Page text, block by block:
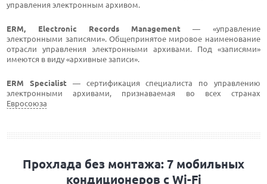
управления электронным архивом.
ERM, Electronic Records Management — «управление
электронными записями». Общепринятое мировое наименование
отрасли управления электронными архивами. Под «записями»
имеются в виду «архивные записи».
ERM Specialist— сертификация специалиста по управлению
электронными архивами, признаваемая во всех странах
Евросоюза
Прохлада без монтажа: 7 мобильных
кондиционеров с Wi-Fi